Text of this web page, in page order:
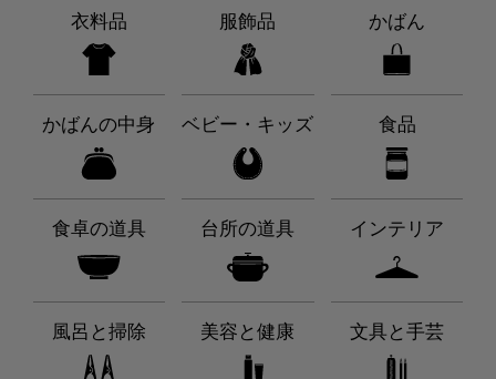
衣料品 服飾品 かばん
かばんの中身 ベビー・キッズ 食品
食卓の道具 台所の道具 インテリア
風呂と掃除 美容と健康 文具と手芸